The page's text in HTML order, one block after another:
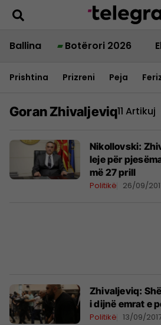
Ballina Botërori 2026
Prishtina Prizreni Peja
Goran Zhivaljeviq11 Artikuj
Nikollovski:
leje për
më 27 prill
Politikë 26/09/
Zhivaljeviq:
i dijnë emrat e
Politikë 13/09/